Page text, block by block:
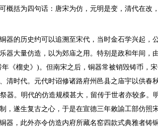
概括为四句话：唐宋为仿，元明是变，清代在改
器的历史约可以追溯至宋代，当时金石学兴起，
器大量仿造，以为郊庙之用。特别是政和年间，
《榴史》)。但南宋之后，铜器常被销毁铸币，
清时代。元代时诏修诸路府州邑县之庙宇以供春
器。明代的仿造规模甚大，留传于世者亦较多。
，遂生复古之心，于是在宣德三年敕諭工部仿照
器，此外亦令仿造内府所藏名窑四款式典雅者铸